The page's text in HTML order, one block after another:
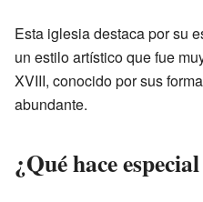
Esta iglesia destaca por su
un estilo artístico que fue
XVIII, conocido por sus
abundante.
¿Qué hace